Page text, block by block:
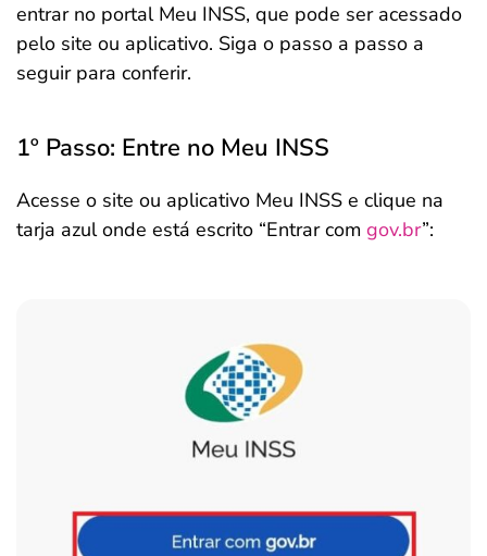
entrar no portal Meu INSS, que pode ser acessado
pelo site ou aplicativo. Siga o passo a passo a
seguir para conferir.
1º Passo: Entre no Meu INSS
Acesse o site ou aplicativo Meu INSS e clique na
tarja azul onde está escrito “Entrar com gov.br”: